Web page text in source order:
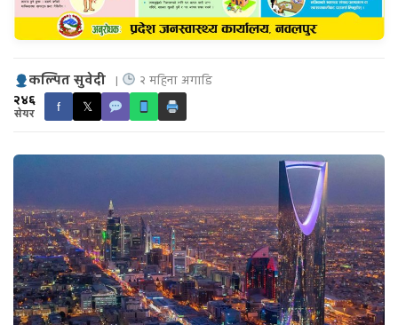
कल्पित सुवेदी | २ महिना अगाडि
२४६
सेयर
f 𝕏